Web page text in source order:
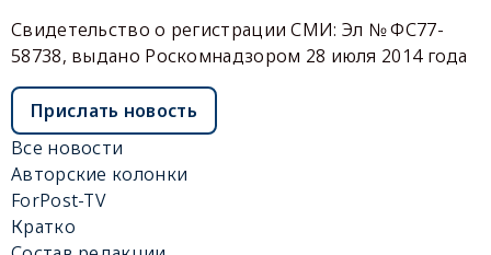
Свидетельство о регистрации СМИ: Эл № ФС77-
58738, выдано Роскомнадзором 28 июля 2014 года
Прислать новость
Все новости
Авторские колонки
ForPost-TV
Кратко